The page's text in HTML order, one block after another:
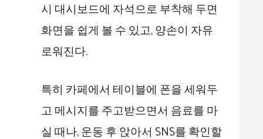
시 대시보드에 자석으로 부착해 두면
화면을 쉽게 볼 수 있고, 양손이 자유
로워진다.
특히 카페에서 테이블에 폰을 세워두
고 메시지를 주고받으면서 음료를 마
실 때나, 운동 후 앉아서 SNS를 확인할